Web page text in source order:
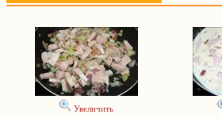
Увеличить